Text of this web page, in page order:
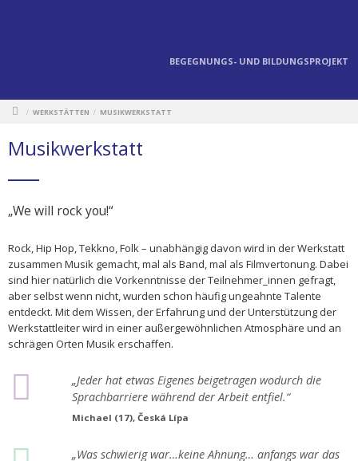
BEGEGNUNGS- UND BILDUNGSPROJEKT
/ WERKSTÄTTEN / MUSIKWERKSTATT
Musikwerkstatt
„We will rock you!“
Rock, Hip Hop, Tekkno, Folk – unabhängig davon wird in der Werkstatt
zusammen Musik gemacht, mal als Band, mal als Filmvertonung. Dabei
sind hier natürlich die Vorkenntnisse der Teilnehmer_innen gefragt,
aber selbst wenn nicht, wurden schon häufig ungeahnte Talente
entdeckt. Mit dem Wissen, der Erfahrung und der Unterstützung der
Werkstattleiter wird in einer außergewöhnlichen Atmosphäre und an
schrägen Orten Musik erschaffen.
„Jeder hat etwas Eigenes beigetragen wodurch die
Sprachbarriere während der Arbeit entfiel.“
Michael (17), Česká Lípa
„Was schwierig war…keine Ahnung… anfangs war das